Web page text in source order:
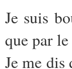
Je suis
que par
Je me